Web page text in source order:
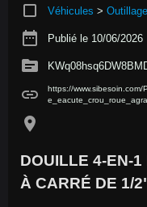
crop_square Véhicules >
date_range Publié le 10/06/2026
source
link
https://
location_on
DOUILLE 4-EN-1
À CARRÉ DE 1/